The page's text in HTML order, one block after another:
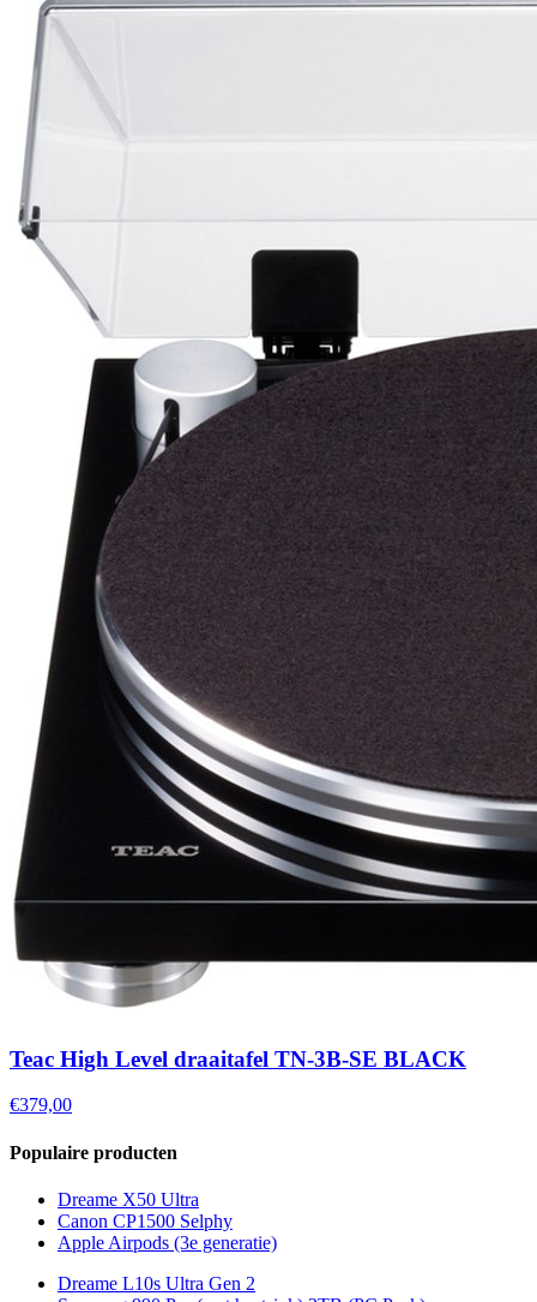
Teac High Level draaitafel TN-3B-SE BLACK
€379,00
Populaire producten
Dreame X50 Ultra
Canon CP1500 Selphy
Apple Airpods (3e generatie)
Dreame L10s Ultra Gen 2